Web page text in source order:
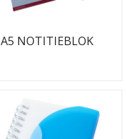
A5 NOTITIEBLOK